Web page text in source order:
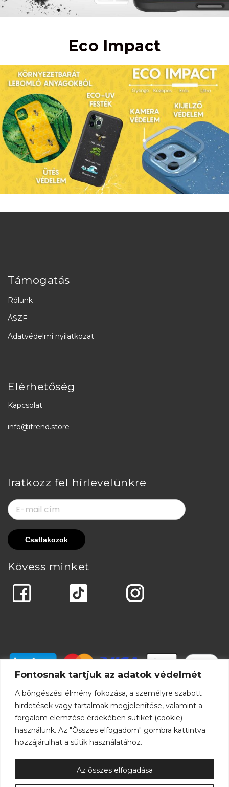
Fontosnak tartjuk az adatok védelmét
A böngészési élmény fokozása, a személyre szabott
hirdetések vagy tartalmak megjelenítése, valamint a
forgalom elemzése érdekében sütiket (cookie)
használunk. Az "Összes elfogadom" gombra kattintva
hozzájárulhat a sütik használatához.
Az összes elfogadása
Eco Impact
Támogatás
Rólunk
ÁSZF
Adatvédelmi nyilatkozat
Elérhetőség
Kapcsolat
info@itrend.store
Iratkozz fel hírlevelünkre
Kövess minket